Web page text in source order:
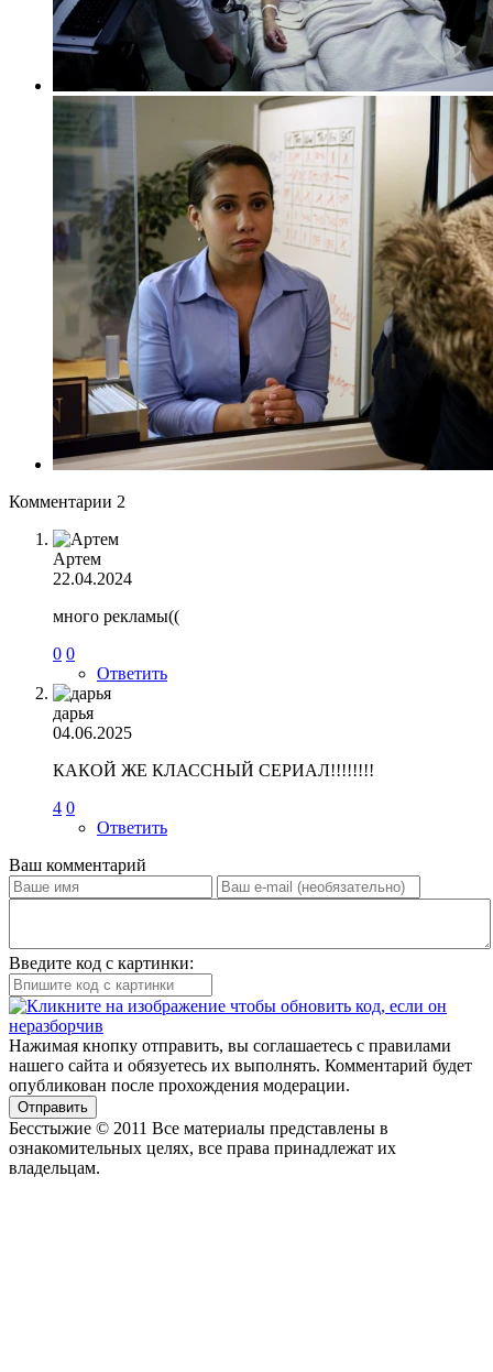
Комментарии 2
Артем
22.04.2024
много рекламы((
0 0
Ответить
дарья
04.06.2025
КАКОЙ ЖЕ КЛАССНЫЙ СЕРИАЛ!!!!!!!!
4 0
Ответить
Ваш комментарий
Введите код с картинки:
Нажимая кнопку отправить, вы соглашаетесь с правилами
нашего сайта и обязуетесь их выполнять. Комментарий будет
опубликован после прохождения модерации.
Отправить
Бесстыжие © 2011 Все материалы представлены в
ознакомительных целях, все права принадлежат их
владельцам.